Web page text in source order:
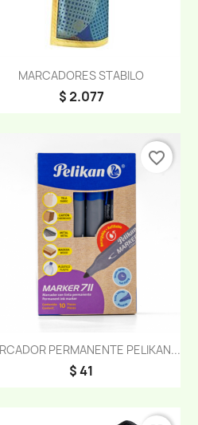
MARCADORES STABILO
$ 2.077
Vista rápida
PERMANENTE PELIKAN...
$ 41
Vista rápida
favorite_border